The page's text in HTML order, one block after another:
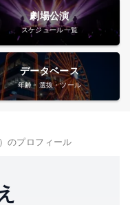
劇場公演
スケジュール一覧
データベース
年齢・選抜・ツール
のプロフィール